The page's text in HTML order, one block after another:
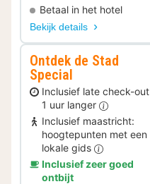
Betaal in het hotel
Bekijk details
Ontdek de Stad
Special
Inclusief late check-out
1 uur langer
Inclusief maastricht:
hoogtepunten met een
lokale gids
Inclusief zeer goed
ontbijt